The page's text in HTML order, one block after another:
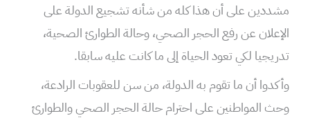
مشددين على أن هذا كله من شأنه تشجيع الدولة على
الإعلان عن رفع الحجر الصحي، وحالة الطوارئ الصحية،
تدريجيا لكي تعود الحياة إلى ما كانت عليه سابقا.
وأكدوا أن ما تقوم به الدولة، من سن للعقوبات الرادعة،
وحث المواطنين على احترام حالة الحجر الصحي والطوارئ